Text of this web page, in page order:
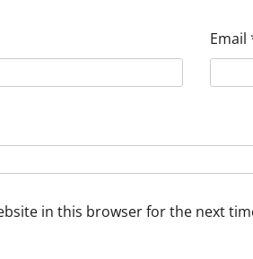
Email
in this browser for the next